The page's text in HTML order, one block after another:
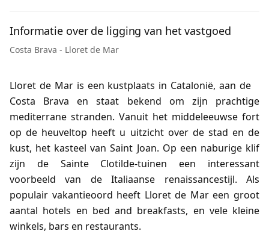
Informatie over de ligging van het vastgoed
Costa Brava - Lloret de Mar
Lloret de Mar is een kustplaats in Catalonië, aan de
Costa Brava en staat bekend om zijn prachtige
mediterrane stranden. Vanuit het middeleeuwse fort
op de heuveltop heeft u uitzicht over de stad en de
kust, het kasteel van Saint Joan. Op een naburige klif
zijn de Sainte Clotilde-tuinen een interessant
voorbeeld van de Italiaanse renaissancestijl. Als
populair vakantieoord heeft Lloret de Mar een groot
aantal hotels en bed and breakfasts, en vele kleine
winkels, bars en restaurants.